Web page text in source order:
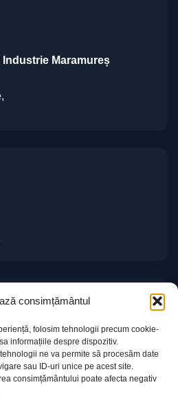
consimțământul
folosim tehnologii precum cookie-
informațiile despre dispozitiv.
ne va permite să procesăm date
sau ID-uri unice pe acest site.
consimțământului poate afecta negativ
Maramureș
Marketing al CCI Maramureș